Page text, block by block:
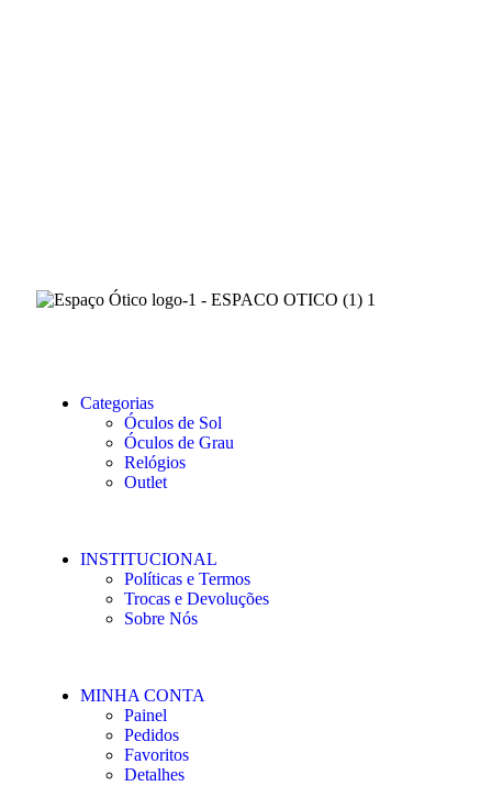
Categorias
Óculos de Sol
Óculos de Grau
Relógios
Outlet
INSTITUCIONAL
Políticas e Termos
Trocas e Devoluções
Sobre Nós
MINHA CONTA
Painel
Pedidos
Favoritos
Detalhes